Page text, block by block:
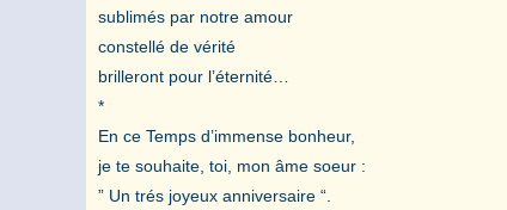
sublimés par notre amour
constellé de vérité
brilleront pour l’éternité…
*
En ce Temps d’immense bonheur,
je te souhaite, toi, mon âme soeur :
” Un trés joyeux anniversaire “.